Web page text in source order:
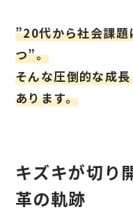
”20代から社会課題
つ”。
そんな圧倒的な成
あります。
キズキが切り
革の軌跡